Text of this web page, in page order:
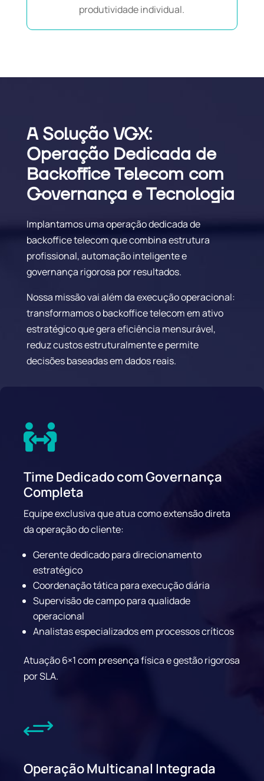
produtividade individual.
A Solução VGX:
Operação Dedicada de
Backoffice Telecom com
Governança e Tecnologia
Implantamos uma operação dedicada de
backoffice telecom que combina estrutura
profissional, automação inteligente e
governança rigorosa por resultados.
Nossa missão vai além da execução operacional:
transformamos o backoffice telecom em ativo
estratégico que gera eficiência mensurável,
reduz custos estruturalmente e permite
decisões baseadas em dados reais.

Time Dedicado com Governança
Completa
Equipe exclusiva que atua como extensão direta
da operação do cliente:
Gerente dedicado para direcionamento
estratégico
Coordenação tática para execução diária
Supervisão de campo para qualidade
operacional
Analistas especializados em processos críticos
Atuação 6×1 com presença física e gestão rigorosa
por SLA.
+
Operação Multicanal Integrada